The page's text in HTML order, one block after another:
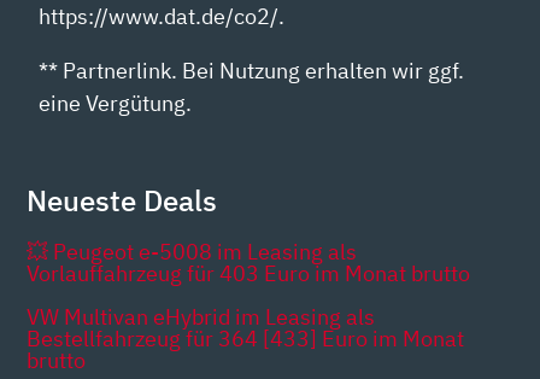
https://www.dat.de/co2/.
** Partnerlink. Bei Nutzung erhalten wir ggf.
eine Vergütung.
Neueste Deals
💥 Peugeot e-5008 im Leasing als
Vorlauffahrzeug für 403 Euro im Monat brutto
VW Multivan eHybrid im Leasing als
Bestellfahrzeug für 364 [433] Euro im Monat
brutto